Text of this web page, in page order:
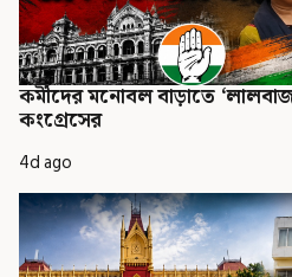
কর্মীদের মনোবল বাড়াতে
কংগ্রেসের
4d ago